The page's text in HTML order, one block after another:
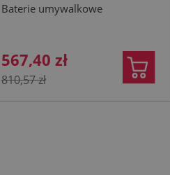
Baterie umywalkowe
567,40 zł
810,57 zł